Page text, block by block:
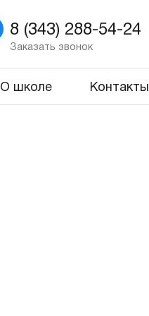
8 (343) 288-54-24
Заказать звонок
О школе Контакты